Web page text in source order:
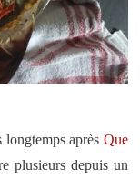
après Que
plusieurs depuis un